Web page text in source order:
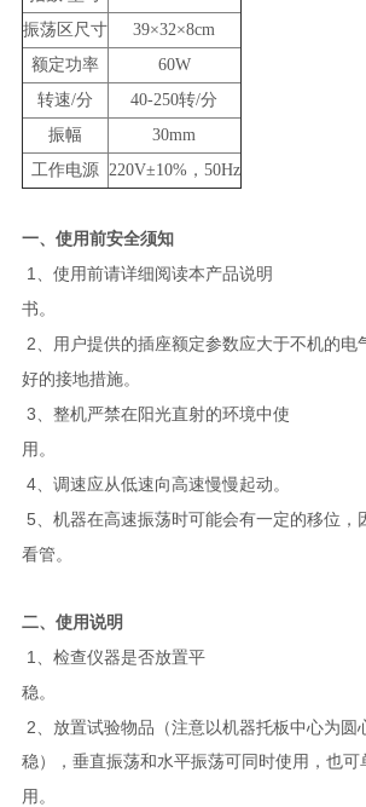
振荡区尺寸
39×32×8cm
额定功率
60W
转速/分
40-250转/分
振幅
30mm
工作电源
220V±10%，50Hz
一、使用前安全须知
1
、使用前请详细阅读本产品说明
书。
2 、用户提供的插座额定参数应大于不机的电
好的接地措施。
3 、整机严禁在阳光直射的环境中使
用。
4、调速应从低速向高速慢慢起动。
5 、机器在高速振荡时可能会有一定的移位，
看管。
二、使用说明
1
、检查仪器是否放置平
稳。
2 、放置试验物品（注意以机器托板中心为圆
稳），垂直振荡和水平振荡可同时使用，也可
用。